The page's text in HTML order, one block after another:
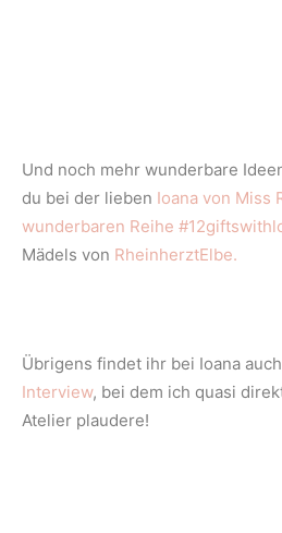
Und noch mehr wunderbare
du bei der lieben Ioana von Miss
wunderbaren Reihe
Mädels von RheinherztElbe.
Übrigens findet ihr bei Ioana
Interview, bei dem ich quasi
Atelier plaudere!